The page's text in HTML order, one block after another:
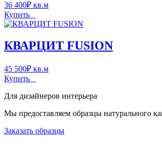
36 400₽ кв.м
Купить
КВАРЦИТ FUSION
45 500₽ кв.м
Купить
Для дизайнеров интерьера
Мы предоставляем образцы натурального
Заказать образцы